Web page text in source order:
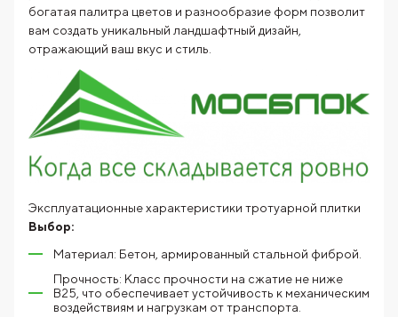
богатая палитра цветов и разнообразие форм позволит
вам создать уникальный ландшафтный дизайн,
отражающий ваш вкус и стиль.
Эксплуатационные характеристики тротуарной плитки
Выбор:
Материал: Бетон, армированный стальной фиброй.
Прочность: Класс прочности на сжатие не ниже
В25, что обеспечивает устойчивость к механическим
воздействиям и нагрузкам от транспорта.